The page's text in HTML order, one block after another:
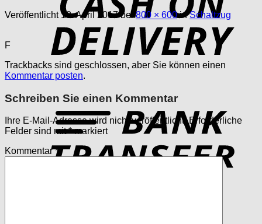
Veröffentlicht18. April 2017bei800 × 600inSchaltzug
F
Trackbacks sind geschlossen, aber Sie können einen
Kommentar posten.
Schreiben Sie einen Kommentar
Ihre E-Mail-Adresse wird nicht veröffentlicht. Erforderliche
Felder sind mit*markiert
Kommentar*